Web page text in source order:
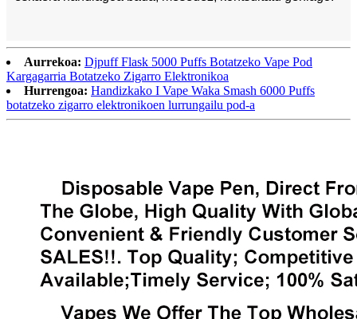
Aurrekoa: Djpuff Flask 5000 Puffs Botatzeko Vape Pod
Kargagarria Botatzeko Zigarro Elektronikoa
Hurrengoa: Handizkako I Vape Waka Smash 6000 Puffs
botatzeko zigarro elektronikoen lurrungailu pod-a